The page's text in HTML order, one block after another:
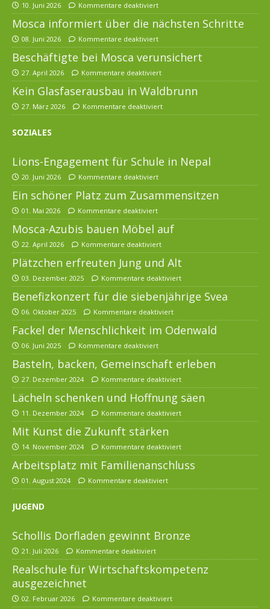
10. Juni 2026 Kommentare deaktiviert
Mosca informiert über die nächsten Schritte
08. Juni 2026 Kommentare deaktiviert
Beschäftigte bei Mosca verunsichert
27. April 2026 Kommentare deaktiviert
Kein Glasfaserausbau in Waldbrunn
27. März 2026 Kommentare deaktiviert
SOZIALES
Lions-Engagement für Schule in Nepal
20. Juni 2026 Kommentare deaktiviert
Ein schöner Platz zum Zusammensitzen
01. Mai 2026 Kommentare deaktiviert
Mosca-Azubis bauen Möbel auf
22. April 2026 Kommentare deaktiviert
Plätzchen erfreuten Jung und Alt
03. Dezember 2025 Kommentare deaktiviert
Benefizkonzert für die siebenjährige Svea
06. Oktober 2025 Kommentare deaktiviert
Fackel der Menschlichkeit im Odenwald
06. Juni 2025 Kommentare deaktiviert
Basteln, backen, Gemeinschaft erleben
27. Dezember 2024 Kommentare deaktiviert
Lächeln schenken und Hoffnung säen
11. Dezember 2024 Kommentare deaktiviert
Mit Kunst die Zukunft stärken
14. November 2024 Kommentare deaktiviert
Arbeitsplatz mit Familienanschluss
01. August 2024 Kommentare deaktiviert
JUGEND
Schollis Dorfladen gewinnt Bronze
21. Juli 2026 Kommentare deaktiviert
Realschule für Wirtschaftskompetenz
ausgezeichnet
02. Februar 2026 Kommentare deaktiviert